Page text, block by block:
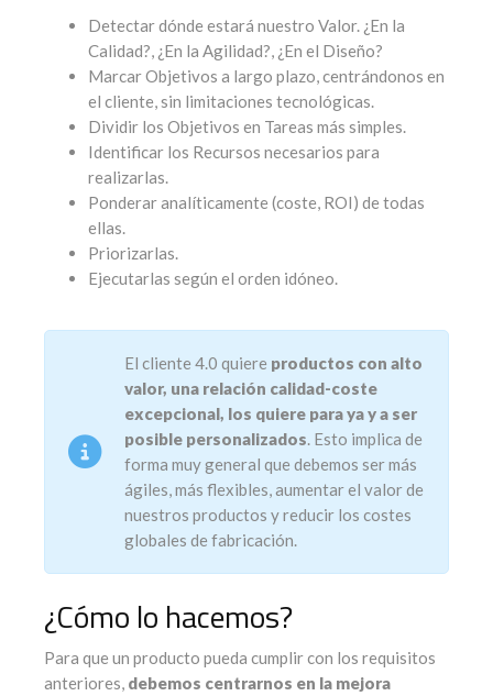
Detectar dónde estará nuestro Valor. ¿En la
Calidad?, ¿En la Agilidad?, ¿En el Diseño?
Marcar Objetivos a largo plazo, centrándonos en
el cliente, sin limitaciones tecnológicas.
Dividir los Objetivos en Tareas más simples.
Identificar los Recursos necesarios para
realizarlas.
Ponderar analíticamente (coste, ROI) de todas
ellas.
Priorizarlas.
Ejecutarlas según el orden idóneo.
El cliente 4.0 quiere productos con alto
valor, una relación calidad-coste
excepcional, los quiere para ya y a ser
posible personalizados. Esto implica de
forma muy general que debemos ser más
ágiles, más flexibles, aumentar el valor de
nuestros productos y reducir los costes
globales de fabricación.
¿Cómo lo hacemos?
Para que un producto pueda cumplir con los requisitos
anteriores, debemos centrarnos en la mejora